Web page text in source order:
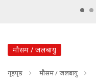
मौसम / जलबायु
गृहपृष्ठ
मौसम / जलबायु